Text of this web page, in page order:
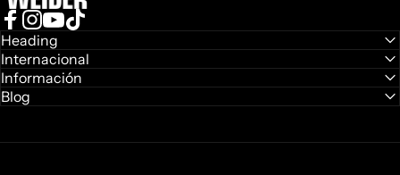
Facebook
Instagram
YouTube
Heading
Internacional
Información
Blog